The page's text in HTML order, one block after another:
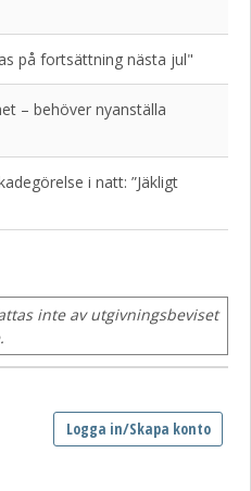
på fortsättning nästa jul"
– behöver nyanställa
i natt: ”Jäkligt
inte av utgivningsbeviset